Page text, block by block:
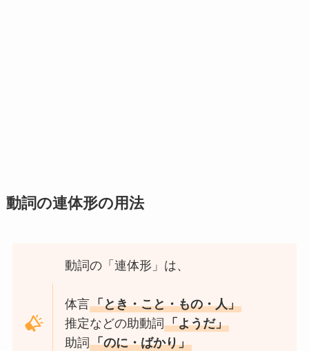
動詞の連体形の用法
動詞の「連体形」は、
体言「とき・こと・もの・人」
推定などの助動詞「ようだ」
助詞「のに・ばかり」